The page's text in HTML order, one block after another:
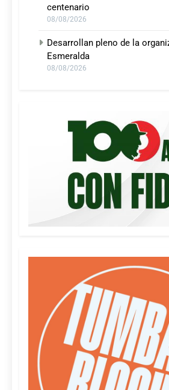
centenario
08/08/2026
Desarrollan pleno de la
Esmeralda
08/08/2026